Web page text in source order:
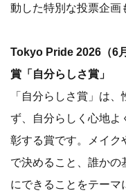
動した特別な投票企画
Tokyo Pride 2026（6
賞「自分らしさ賞」
「自分らしさ賞」は
ず、自分らしく心地よ
彰する賞です。メイク
で決めること、誰かの
にできることをテーマ